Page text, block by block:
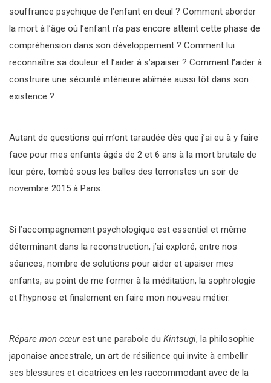
souffrance psychique de l’enfant en deuil ? Comment aborder
la mort à l’âge où l’enfant n’a pas encore atteint cette phase de
compréhension dans son développement ? Comment lui
reconnaître sa douleur et l’aider à s’apaiser ? Comment l’aider à
construire une sécurité intérieure abîmée aussi tôt dans son
existence ?
Autant de questions qui m’ont taraudée dès que j’ai eu à y faire
face pour mes enfants âgés de 2 et 6 ans à la mort brutale de
leur père, tombé sous les balles des terroristes un soir de
novembre 2015 à Paris.
Si l’accompagnement psychologique est essentiel et même
déterminant dans la reconstruction, j’ai exploré, entre nos
séances, nombre de solutions pour aider et apaiser mes
enfants, au point de me former à la méditation, la sophrologie
et l’hypnose et finalement en faire mon nouveau métier.
Répare mon cœurest une parabole du Kintsugi, la philosophie
japonaise ancestrale, un art de résilience qui invite à embellir
ses blessures et cicatrices en les raccommodant avec de la